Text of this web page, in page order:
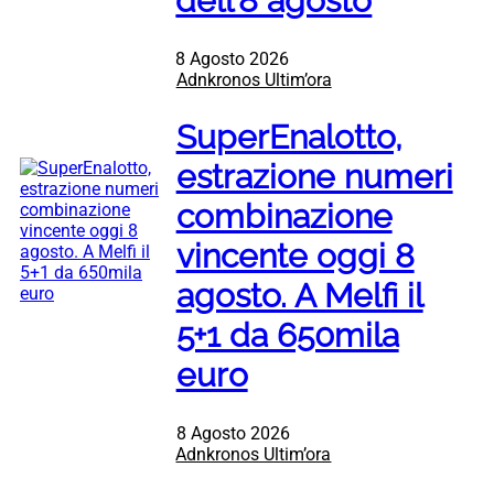
8 Agosto 2026
Adnkronos Ultim’ora
SuperEnalotto,
estrazione numeri
combinazione
vincente oggi 8
agosto. A Melfi il
5+1 da 650mila
euro
8 Agosto 2026
Adnkronos Ultim’ora